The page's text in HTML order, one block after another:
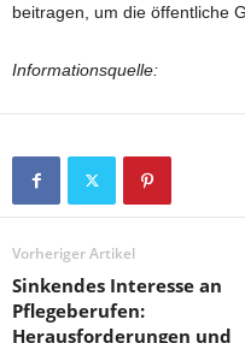
beitragen, um die öffentliche
Informationsquelle:
Vorheriger Artikel
Sinkendes Interesse an
Pflegeberufen:
Herausforderungen und